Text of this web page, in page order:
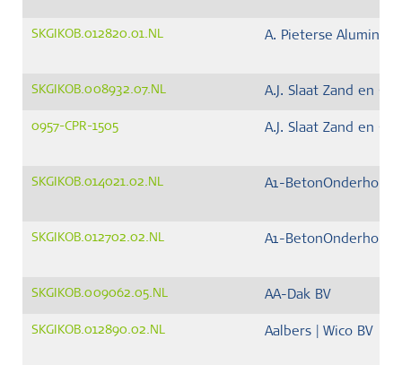
SKGIKOB.012820.01.NL A. Pieterse
SKGIKOB.008932.07.NL A.J. Slaat Zand en
0957-CPR-1505 A.J. Slaat Zand en
SKGIKOB.014021.02.NL A1-BetonOnderhoud
SKGIKOB.012702.02.NL A1-BetonOnderhoud
SKGIKOB.009062.05.NL AA-Dak BV
SKGIKOB.012890.02.NL Aalbers | Wico BV